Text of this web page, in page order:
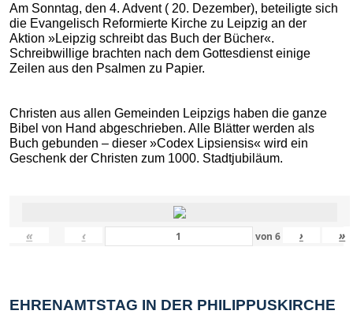
Am Sonntag, den 4. Advent ( 20. Dezember), beteiligte sich
die Evangelisch Reformierte Kirche zu Leipzig an der
Aktion »Leipzig schreibt das Buch der Bücher«.
Schreibwillige brachten nach dem Gottesdienst einige
Zeilen aus den Psalmen zu Papier.
Christen aus allen Gemeinden Leipzigs haben die ganze
Bibel von Hand abgeschrieben. Alle Blätter werden als
Buch gebunden – dieser »Codex Lipsiensis« wird ein
Geschenk der Christen zum 1000. Stadtjubiläum.
« ‹ von 6 › »
EHRENAMTSTAG IN DER PHILIPPUSKIRCHE